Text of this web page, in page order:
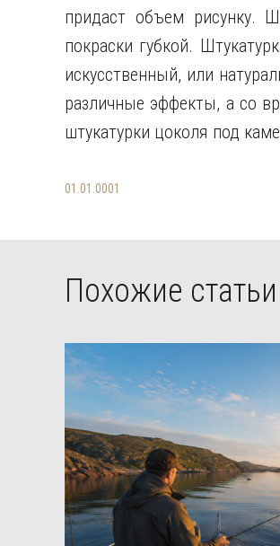
придаст объем рисунку.
покраски губкой.
искусственный, или
различные эффекты, а со
штукатурки цоколя под
01.01.0001
Похожие статьи